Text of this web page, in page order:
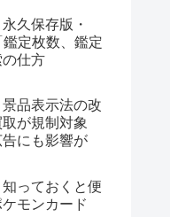
永久保存版・
定枚数、鑑定
仕方
景品表示法の改
が規制対象
にも影響が
知っておくと便
モンカード